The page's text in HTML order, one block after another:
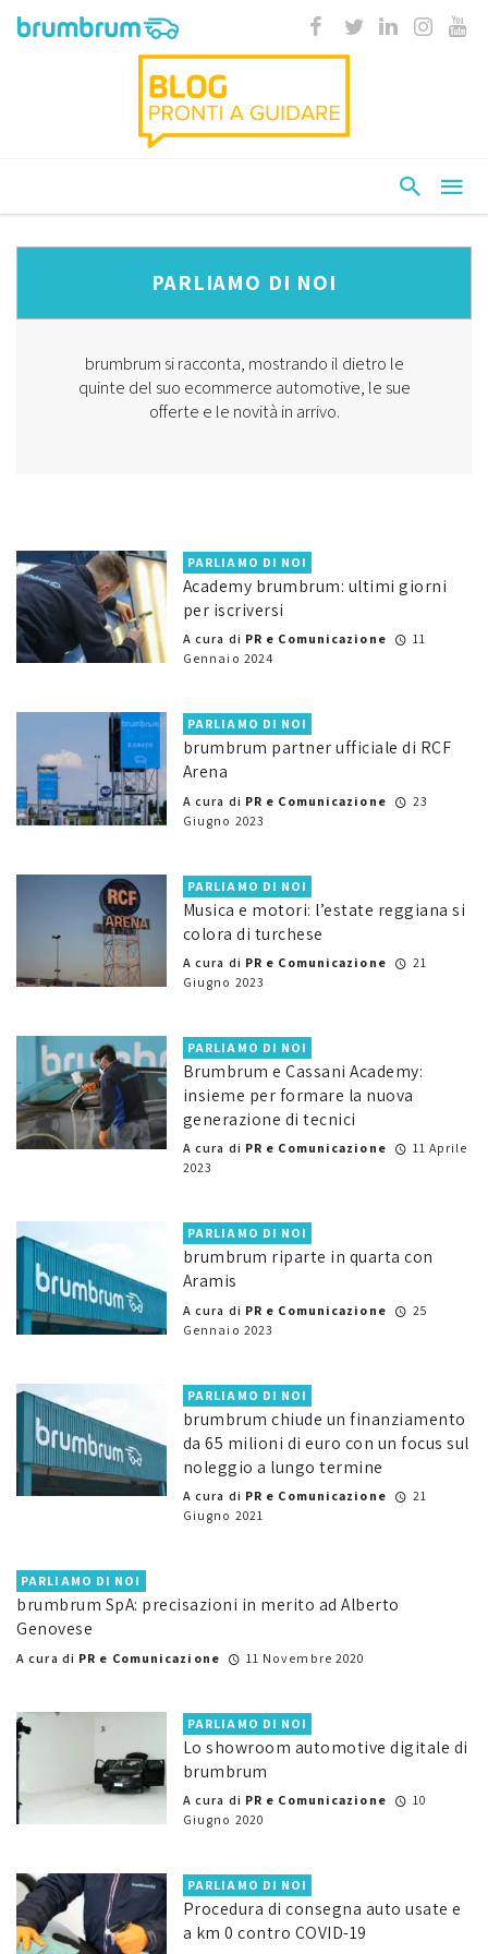
PARLIAMO DI NOI
brumbrum si racconta, mostrando il dietro le
quinte del suo ecommerce automotive, le sue
offerte e le novità in arrivo.
PARLIAMO DI NOI
Academy brumbrum: ultimi giorni
per iscriversi
A cura di PR e Comunicazione
11
Gennaio 2024
PARLIAMO DI NOI
brumbrum partner ufficiale di RCF
Arena
A cura di PR e Comunicazione
23
Giugno 2023
PARLIAMO DI NOI
Musica e motori: l’estate reggiana si
colora di turchese
A cura di PR e Comunicazione
21
Giugno 2023
PARLIAMO DI NOI
Brumbrum e Cassani Academy:
insieme per formare la nuova
generazione di tecnici
A cura di PR e Comunicazione
11 Aprile
2023
PARLIAMO DI NOI
brumbrum riparte in quarta con
Aramis
A cura di PR e Comunicazione
25
Gennaio 2023
PARLIAMO DI NOI
brumbrum chiude un finanziamento
da 65 milioni di euro con un focus sul
noleggio a lungo termine
A cura di PR e Comunicazione
21
Giugno 2021
PARLIAMO DI NOI
brumbrum SpA: precisazioni in merito ad Alberto
Genovese
A cura di PR e Comunicazione 11 Novembre 2020
PARLIAMO DI NOI
Lo showroom automotive digitale di
brumbrum
A cura di PR e Comunicazione
10
Giugno 2020
PARLIAMO DI NOI
Procedura di consegna auto usate e
a km 0 contro COVID-19